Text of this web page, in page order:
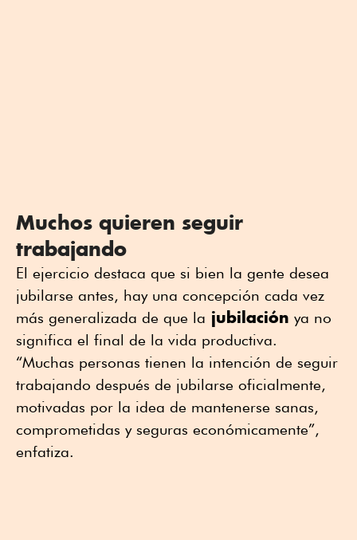
Muchos quieren seguir
trabajando
El ejercicio destaca que si bien la gente desea
jubilarse antes, hay una concepción cada vez
más generalizada de que la jubilación ya no
significa el final de la vida productiva.
“Muchas personas tienen la intención de seguir
trabajando después de jubilarse oficialmente,
motivadas por la idea de mantenerse sanas,
comprometidas y seguras económicamente”,
enfatiza.